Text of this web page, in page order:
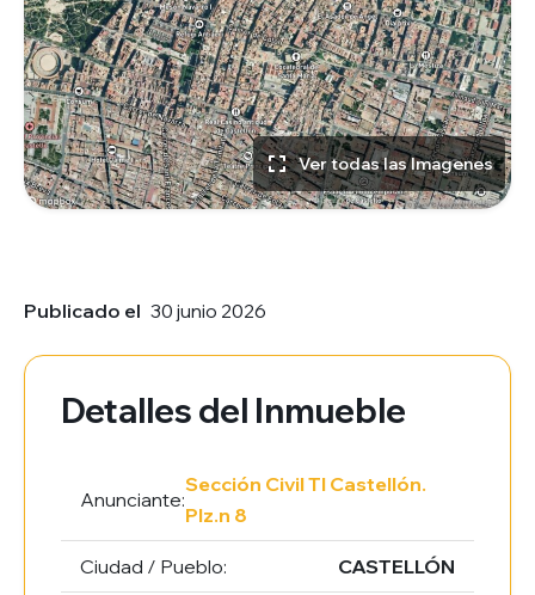
Ver todas las Imagenes
Publicado el 30 junio 2026
Detalles del Inmueble
Anunciante:
Sección Civil TI Castellón.
Plz.n 8
Ciudad / Pueblo: CASTELLÓN